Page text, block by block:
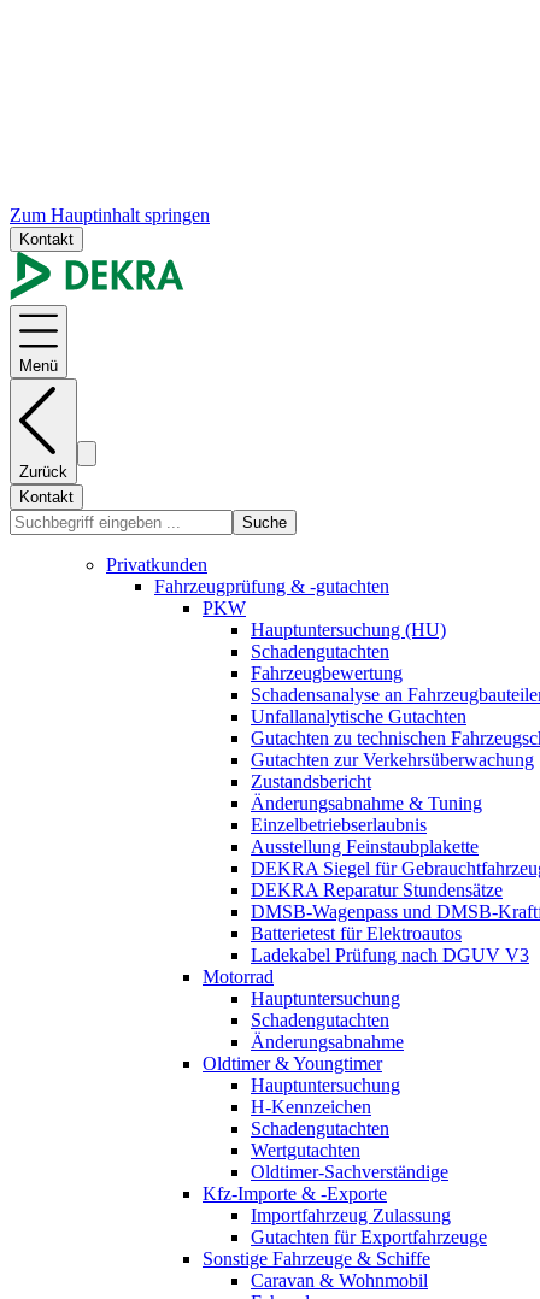
Zum Hauptinhalt springen
Kontakt
Menü
Zurück
Kontakt
Suche
Privatkunden
Fahrzeugprüfung & -gutachten
PKW
Hauptuntersuchung (HU)
Schadengutachten
Fahrzeugbewertung
Schadensanalyse an
Unfallanalytische Gutachten
Gutachten zu technischen
Gutachten zur Verkehrsüberwachung
Zustandsbericht
Änderungsabnahme & Tuning
Einzelbetriebserlaubnis
Ausstellung Feinstaubplakette
DEKRA Siegel für
DEKRA Reparatur Stundensätze
DMSB-Wagenpass und DMSB-
Batterietest für Elektroautos
Ladekabel Prüfung nach DGUV V3
Motorrad
Hauptuntersuchung
Schadengutachten
Änderungsabnahme
Oldtimer & Youngtimer
Hauptuntersuchung
H-Kennzeichen
Schadengutachten
Wertgutachten
Oldtimer-Sachverständige
Kfz-Importe & -Exporte
Importfahrzeug Zulassung
Gutachten für Exportfahrzeuge
Sonstige Fahrzeuge & Schiffe
Caravan & Wohnmobil